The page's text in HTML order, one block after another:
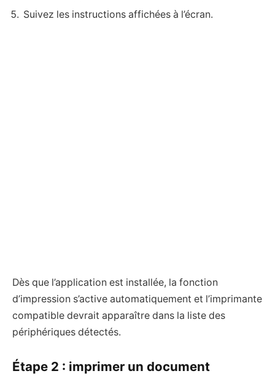
Suivez les instructions affichées à l’écran.
Dès que l’application est installée, la fonction
d’impression s’active automatiquement et l’imprimante
compatible devrait apparaître dans la liste des
périphériques détectés.
Étape 2 : imprimer un document